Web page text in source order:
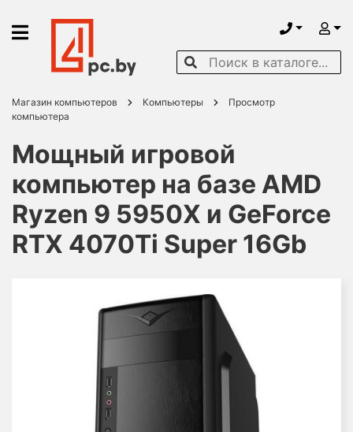
Магазин компьютеров Компьютеры
Просмотр
компьютера
Мощный игровой
компьютер на базе AMD
Ryzen 9 5950X и GeForce
RTX 4070Ti Super 16Gb